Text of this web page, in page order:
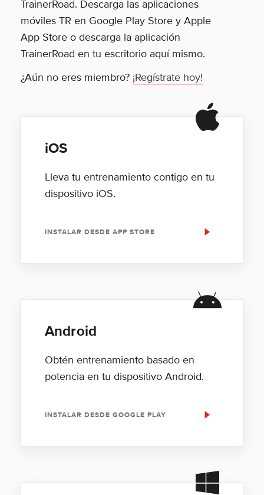
TrainerRoad. Descarga las aplicaciones
móviles TR en Google Play Store y Apple
App Store o descarga la aplicación
TrainerRoad en tu escritorio aquí mismo.
¿Aún no eres miembro? ¡Regístrate hoy!
iOS
Lleva tu entrenamiento contigo en tu
dispositivo iOS.
INSTALAR DESDE APP STORE
Android
Obtén entrenamiento basado en
potencia en tu dispositivo Android.
INSTALAR DESDE GOOGLE PLAY